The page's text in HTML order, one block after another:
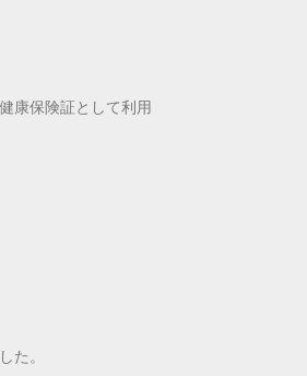
康保険証として利用
た。